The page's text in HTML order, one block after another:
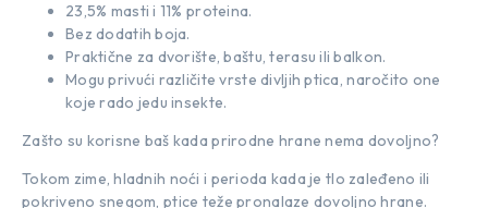
23,5% masti i 11% proteina.
Bez dodatih boja.
Praktične za dvorište, baštu, terasu ili balkon.
Mogu privući različite vrste divljih ptica, naročito one
koje rado jedu insekte.
Zašto su korisne baš kada prirodne hrane nema dovoljno?
Tokom zime, hladnih noći i perioda kada je tlo zaleđeno ili
pokriveno snegom, ptice teže pronalaze dovoljno hrane.